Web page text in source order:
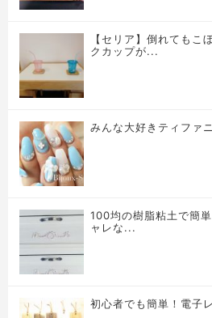
【セリア】倒れてもこ
クカップが...
みんな大好きティファ
100均の樹脂粘土で簡
ャレな...
初心者でも簡単！電子